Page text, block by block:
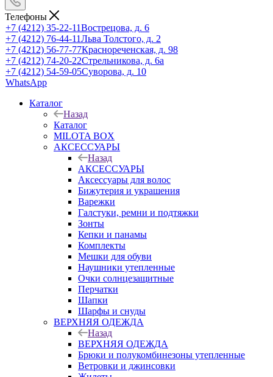
Телефоны
+7 (4212) 35-22-11Вострецова, д. 6
+7 (4212) 76-44-11Льва Толстого, д. 2
+7 (4212) 56-77-77Краснореченская, д. 98
+7 (4212) 74-20-22Стрельникова, д. 6а
+7 (4212) 54-59-05Суворова, д. 10
WhatsApp
Каталог
Назад
Каталог
MILOTA BOX
АКСЕССУАРЫ
Назад
АКСЕССУАРЫ
Аксессуары для волос
Бижутерия и украшения
Варежки
Галстуки, ремни и подтяжки
Зонты
Кепки и панамы
Комплекты
Мешки для обуви
Наушники утепленные
Очки солнцезащитные
Перчатки
Шапки
Шарфы и снуды
ВЕРХНЯЯ ОДЕЖДА
Назад
ВЕРХНЯЯ ОДЕЖДА
Брюки и полукомбинезоны утепленные
Ветровки и джинсовки